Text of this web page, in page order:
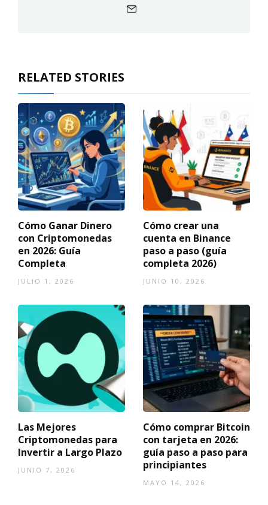
RELATED STORIES
Cómo Ganar Dinero
con Criptomonedas
en 2026: Guía
Completa
JULIO 1, 2026
Cómo crear una
cuenta en Binance
paso a paso (guía
completa 2026)
JUNIO 10, 2026
Las Mejores
Criptomonedas para
Invertir a Largo Plazo
JUNIO 7, 2026
Cómo comprar Bitcoin
con tarjeta en 2026:
guía paso a paso para
principiantes
MAYO 14, 2026